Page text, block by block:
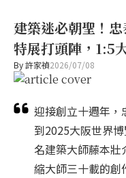
建築迷必朝聖！
特展打頭陣，1:5
By許家禎2026/07/08
迎接創立十週年，
到2025大阪世界
名建築大師藤本
縮大師三十載的創